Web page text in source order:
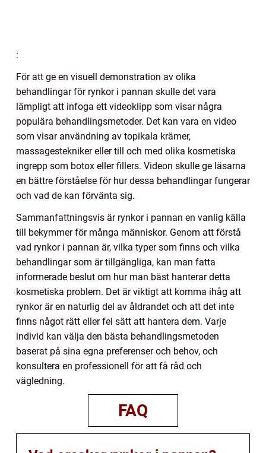
:
För att ge en visuell demonstration av olika
behandlingar för rynkor i pannan skulle det vara
lämpligt att infoga ett videoklipp som visar några
populära behandlingsmetoder. Det kan vara en video
som visar användning av topikala krämer,
massagestekniker eller till och med olika kosmetiska
ingrepp som botox eller fillers. Videon skulle ge läsarna
en bättre förståelse för hur dessa behandlingar fungerar
och vad de kan förvänta sig.
Sammanfattningsvis är rynkor i pannan en vanlig källa
till bekymmer för många människor. Genom att förstå
vad rynkor i pannan är, vilka typer som finns och vilka
behandlingar som är tillgängliga, kan man fatta
informerade beslut om hur man bäst hanterar detta
kosmetiska problem. Det är viktigt att komma ihåg att
rynkor är en naturlig del av åldrandet och att det inte
finns något rätt eller fel sätt att hantera dem. Varje
individ kan välja den bästa behandlingsmetoden
baserat på sina egna preferenser och behov, och
konsultera en professionell för att få råd och
vägledning.
FAQ